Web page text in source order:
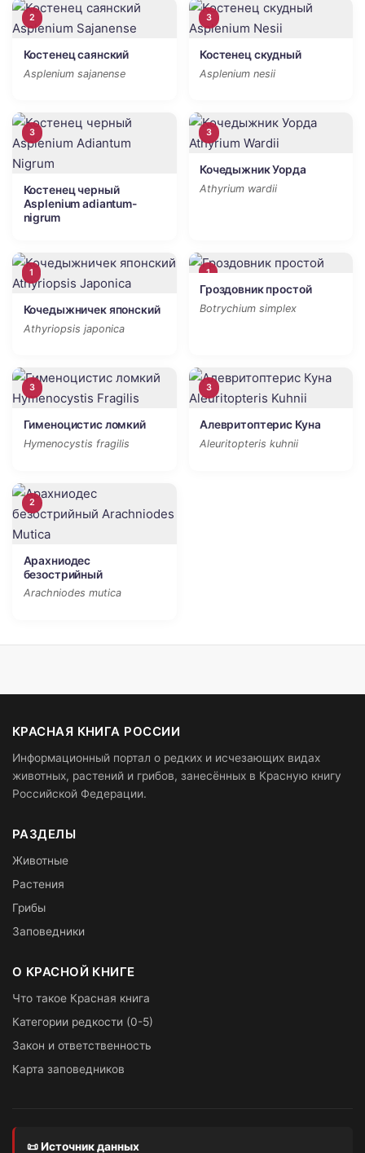
2
Костенец саянский
Asplenium sajanense
3
Костенец скудный
Asplenium nesii
3
Костенец черный
Asplenium adiantum-
nigrum
3
Кочедыжник Уорда
Athyrium wardii
1
Кочедыжничек японский
Athyriopsis japonica
1
Гроздовник простой
Botrychium simplex
3
Гименоцистис ломкий
Hymenocystis fragilis
3
Алевритоптерис Куна
Aleuritopteris kuhnii
2
Арахниодес
безострийный
Arachniodes mutica
КРАСНАЯ КНИГА РОССИИ
Информационный портал о редких и исчезающих видах
животных, растений и грибов, занесённых в Красную книгу
Российской Федерации.
РАЗДЕЛЫ
Животные
Растения
Грибы
Заповедники
О КРАСНОЙ КНИГЕ
Что такое Красная книга
Категории редкости (0-5)
Закон и ответственность
Карта заповедников
📜 Источник данных